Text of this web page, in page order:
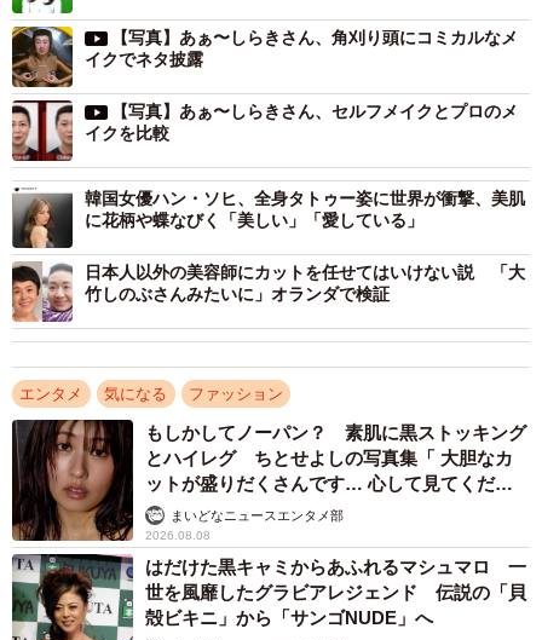
ん」「ラランドサーヤに似てる」といった最上級の賛辞も
ありました。【写真】あぁ〜しらきさん、角刈り頭にコミカルなメ
イクでネタ披露
【写真】あぁ〜しらきさん、セルフメイクとプロのメ
イクを比較
韓国女優ハン・ソヒ、全身タトゥー姿に世界が衝撃、美肌
に花柄や蝶なびく「美しい」「愛している」
日本人以外の美容師にカットを任せてはいけない説 「大
竹しのぶさんみたいに」オランダで検証
エンタメ 気になる ファッション
もしかしてノーパン？ 素肌に黒ストッキング
とハイレグ ちとせよしの写真集「 大胆なカ
ットが盛りだくさんです… 心して見てくださ
い」まいどなニュースエンタメ部
2026.08.08
はだけた黒キャミからあふれるマシュマロ 一
世を風靡したグラビアレジェンド 伝説の「貝
殻ビキニ」から「サンゴNUDE」へ